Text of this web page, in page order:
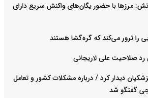
مرزها با حضور یگان‌های واکنش سریع دارای
را ترور می‌کند که گره‌گشا هستند
رد صلاحیت علی لاریجانی
دیدار کرد / درباره مشکلات کشور و تعامل
گفتگو شد